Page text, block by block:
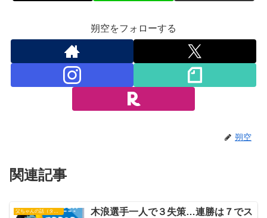
朔空をフォローする
朔空
関連記事
父ちゃんの話（タイガース）
木浪選手一人で３失策…連勝は７でス